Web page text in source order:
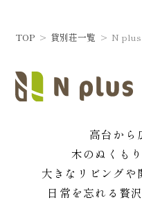
TOP 貸別荘一覧 N
高台から
木のぬくも
大きなリビングや
日常を忘れる贅